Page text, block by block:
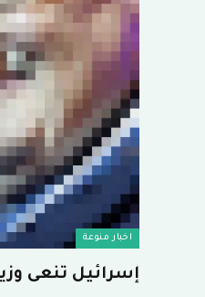
اخبار منوعة
إسرائيل تنعى